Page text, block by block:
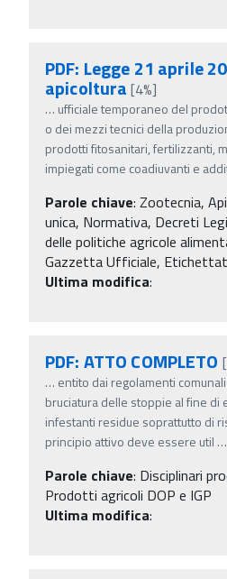
PDF: Legge 21 aprile
apicoltura [4%]
… ufficiale temporaneo del
o dei mezzi tecnici della
prodotti fitosanitari, fertilizzanti,
impiegati come coadiuvanti e
Parole chiave: Zootecnia,
unica, Normativa, Decreti
delle politiche agricole
Gazzetta Ufficiale,
Ultima modifica:
PDF: ATTO COMPLETO
… entito dai regolamenti
bruciatura delle stoppie al fine di
infestanti residue soprattutto di
principio attivo deve essere util …
Parole chiave: Disciplinari
Prodotti agricoli DOP e IGP
Ultima modifica: